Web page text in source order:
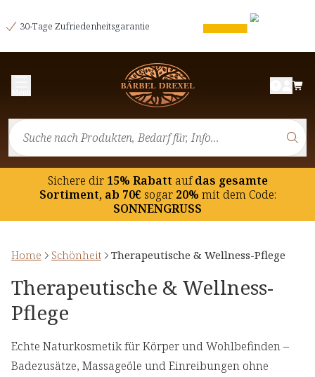
30-Tage Zufriedenheitsgarantie
Sichere dir15% Rabatt aufdas gesamte
Sortiment, ab 70€ sogar20% mit dem Code:
SONNENGRUSS
Home Schönheit Therapeutische & Wellness-Pflege
Therapeutische & Wellness-
Pflege
Echte Naturkosmetik für Körper und Wohlbefinden –
Badezusätze, Massageöle und Einreibungen ohne